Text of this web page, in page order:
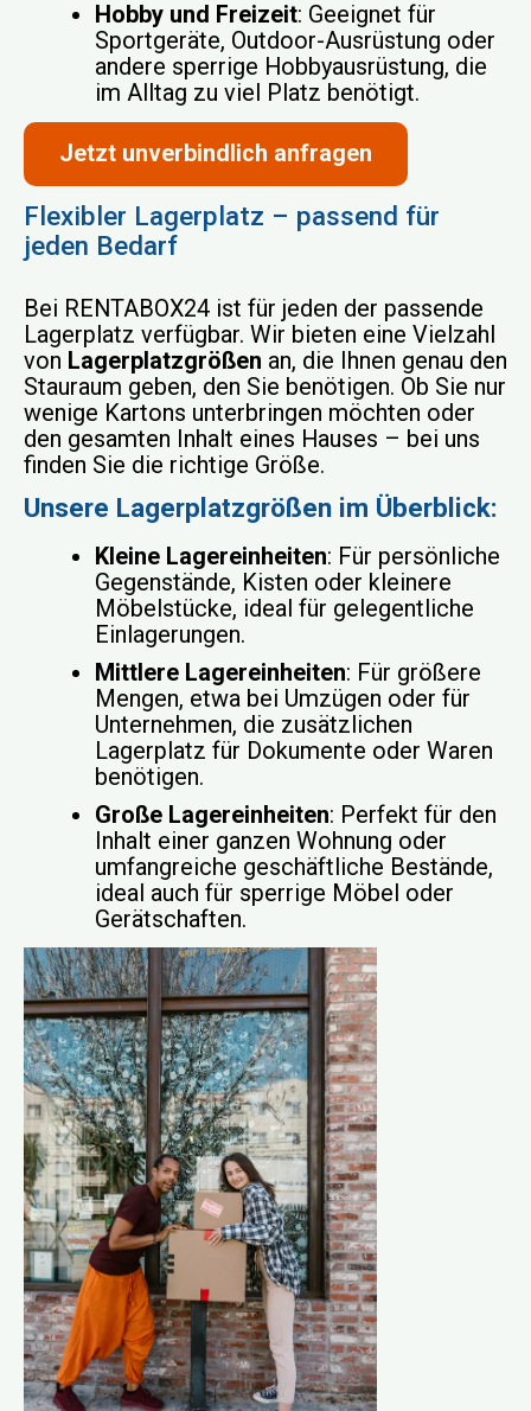
Hobby und Freizeit: Geeignet für
Sportgeräte, Outdoor-Ausrüstung oder
andere sperrige Hobbyausrüstung, die
im Alltag zu viel Platz benötigt.
Jetzt unverbindlich anfragen
Flexibler Lagerplatz – passend für
jeden Bedarf
Bei RENTABOX24 ist für jeden der passende
Lagerplatz verfügbar. Wir bieten eine Vielzahl
von Lagerplatzgrößen an, die Ihnen genau den
Stauraum geben, den Sie benötigen. Ob Sie nur
wenige Kartons unterbringen möchten oder
den gesamten Inhalt eines Hauses – bei uns
finden Sie die richtige Größe.
Unsere Lagerplatzgrößen im Überblick:
Kleine Lagereinheiten: Für persönliche
Gegenstände, Kisten oder kleinere
Möbelstücke, ideal für gelegentliche
Einlagerungen.
Mittlere Lagereinheiten: Für größere
Mengen, etwa bei Umzügen oder für
Unternehmen, die zusätzlichen
Lagerplatz für Dokumente oder Waren
benötigen.
Große Lagereinheiten: Perfekt für den
Inhalt einer ganzen Wohnung oder
umfangreiche geschäftliche Bestände,
ideal auch für sperrige Möbel oder
Gerätschaften.